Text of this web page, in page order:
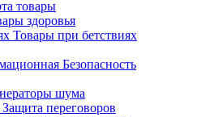
товары
здоровья
Товары при бетствиях
Безопасность
шума
Защита переговоров